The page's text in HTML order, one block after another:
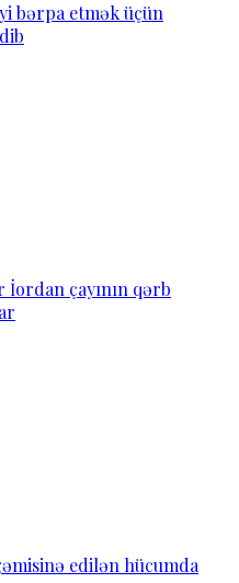
bərpa etmək üçün
çayının qərb
edilən hücumda